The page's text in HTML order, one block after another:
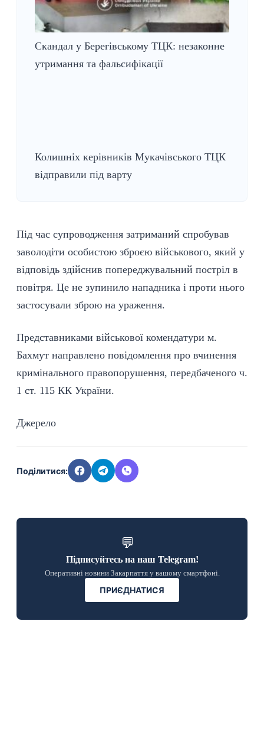
Скандал у Берегівському ТЦК: незаконне
утримання та фальсифікації
Колишніх керівників Мукачівського ТЦК
відправили під варту
Під час супроводження затриманий спробував
заволодіти особистою зброєю військового, який у
відповідь здійснив попереджувальний постріл в
повітря. Це не зупинило нападника і проти нього
застосували зброю на ураження.
Представниками військової комендатури м.
Бахмут направлено повідомлення про вчинення
кримінального правопорушення, передбаченого ч.
1 ст. 115 КК України.
Джерело
Поділитися:
💬
Підписуйтесь на наш Telegram!
Оперативні новини Закарпаття у вашому смартфоні.
ПРИЄДНАТИСЯ